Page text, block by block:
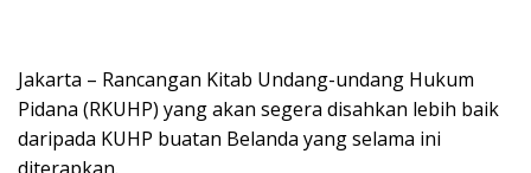
Jakarta – Rancangan Kitab Undang-undang Hukum
Pidana (RKUHP) yang akan segera disahkan lebih baik
daripada KUHP buatan Belanda yang selama ini